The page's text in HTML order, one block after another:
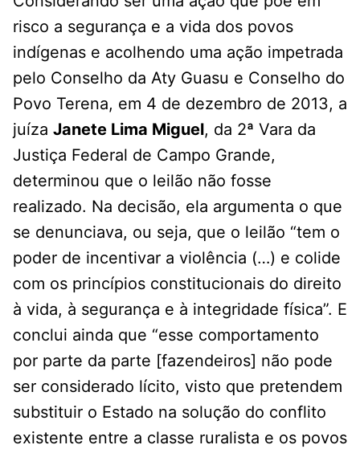
risco a segurança e a vida dos povos
indígenas e acolhendo uma ação impetrada
pelo Conselho da Aty Guasu e Conselho do
Povo Terena, em 4 de dezembro de 2013, a
juíza Janete Lima Miguel, da 2ª Vara da
Justiça Federal de Campo Grande,
determinou que o leilão não fosse
realizado. Na decisão, ela argumenta o que
se denunciava, ou seja, que o leilão “tem o
poder de incentivar a violência (…) e colide
com os princípios constitucionais do direito
à vida, à segurança e à integridade física”. E
conclui ainda que “esse comportamento
por parte da parte [fazendeiros] não pode
ser considerado lícito, visto que pretendem
substituir o Estado na solução do conflito
existente entre a classe ruralista e os povos